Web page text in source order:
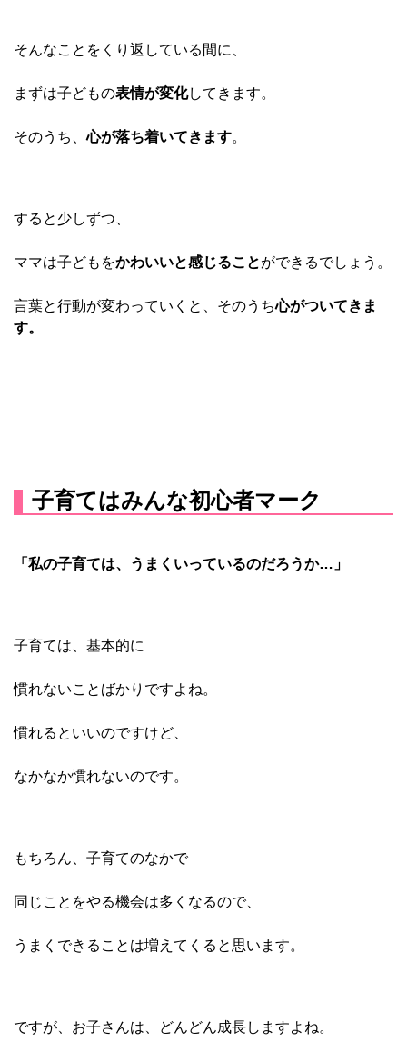
そんなことをくり返している間に、
まずは子どもの表情が変化してきます。
そのうち、心が落ち着いてきます。
すると少しずつ、
ママは子どもをかわいいと感じることができるでしょう。
言葉と行動が変わっていくと、そのうち心がついてきま
す。
子育てはみんな初心者マーク
「私の子育ては、 うまくいっているのだろうか…」
子育ては、基本的に
慣れないことばかりですよね。
慣れるといいのですけど、
なかなか慣れないのです。
もちろん、子育てのなかで
同じことをやる機会は多くなるので、
うまくできることは増えてくると思います。
ですが、お子さんは、 どんどん成長しますよね。